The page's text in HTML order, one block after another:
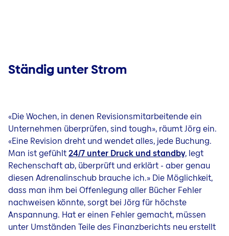
Ständig unter Strom
«Die Wochen, in denen Revisionsmitarbeitende ein
Unternehmen überprüfen, sind tough», räumt Jörg ein.
«Eine Revision dreht und wendet alles, jede Buchung.
Man ist gefühlt24/7 unter Druck und standby, legt
Rechenschaft ab, überprüft und erklärt - aber genau
diesen Adrenalinschub brauche ich.» Die Möglichkeit,
dass man ihm bei Offenlegung aller Bücher Fehler
nachweisen könnte, sorgt bei Jörg für höchste
Anspannung. Hat er einen Fehler gemacht, müssen
unter Umständen Teile des Finanzberichts neu erstellt